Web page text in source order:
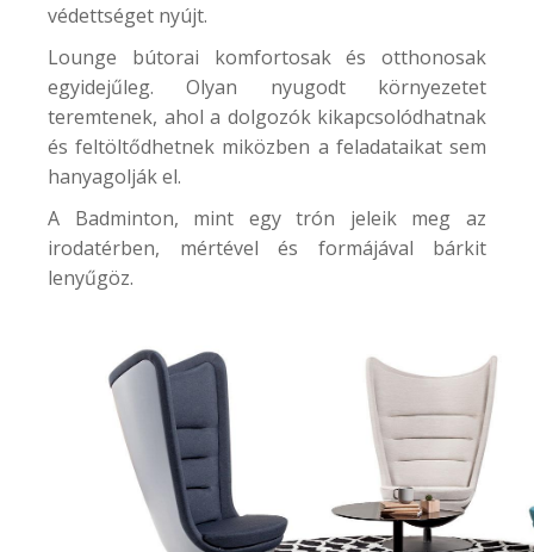
védettséget nyújt.
Lounge bútorai komfortosak és otthonosak
egyidejűleg. Olyan nyugodt környezetet
teremtenek, ahol a dolgozók kikapcsolódhatnak
és feltöltődhetnek miközben a feladataikat sem
hanyagolják el.
A Badminton, mint egy trón jeleik meg az
irodatérben, mértével és formájával bárkit
lenyűgöz.